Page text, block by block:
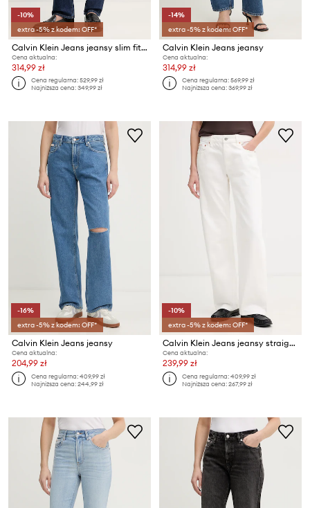
-10%
extra -5% z kodem: OFF*
Calvin Klein Jeans jeansy slim fit damskie
Cena aktualna:
314,99 zł
Cena regularna:529,99 zł
Najniższa cena:349,99 zł
-14%
extra -5% z kodem: OFF*
Calvin Klein Jeans jeansy
Cena aktualna:
314,99 zł
Cena regularna:569,99 zł
Najniższa cena:369,99 zł
-16%
extra -5% z kodem: OFF*
Calvin Klein Jeans jeansy
Cena aktualna:
204,99 zł
Cena regularna:409,99 zł
Najniższa cena:244,99 zł
-10%
extra -5% z kodem: OFF*
Calvin Klein Jeans jeansy straight damskie
Cena aktualna:
239,99 zł
Cena regularna:409,99 zł
Najniższa cena:267,99 zł